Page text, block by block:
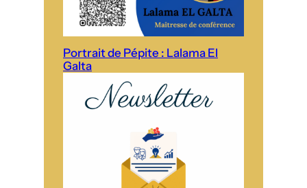
Portrait de Pépite : Lalama El
Galta